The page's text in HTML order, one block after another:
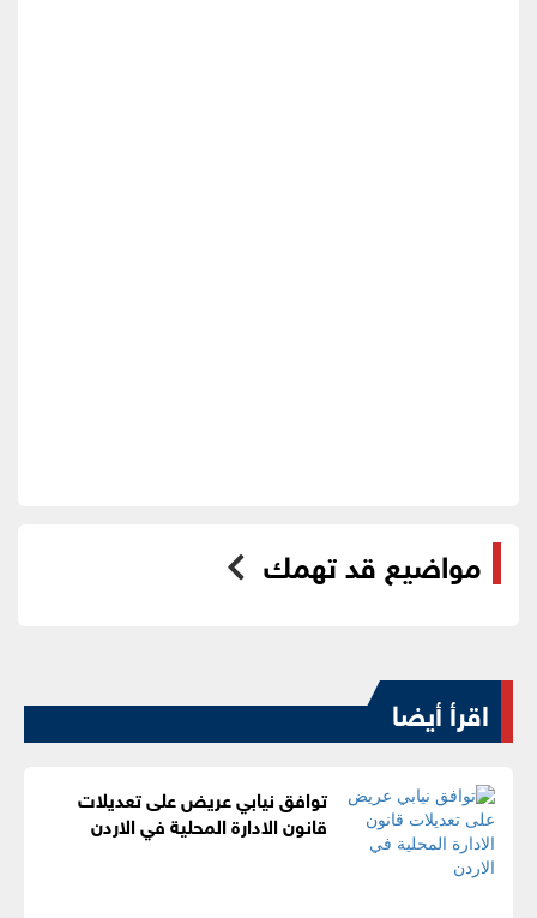
مواضيع قد تهمك
اقرأ أيضا
توافق نيابي عريض على تعديلات
قانون الادارة المحلية في الاردن